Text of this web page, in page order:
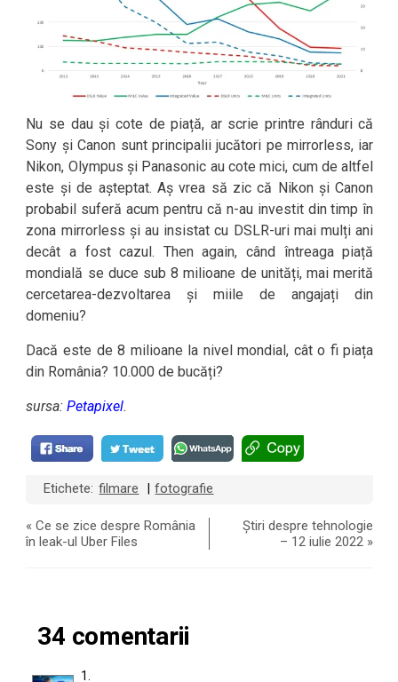
Nu se dau și cote de piață, ar scrie printre rânduri că
Sony și Canon sunt principalii jucători pe mirrorless, iar
Nikon, Olympus și Panasonic au cote mici, cum de altfel
este și de așteptat. Aș vrea să zic că Nikon și Canon
probabil suferă acum pentru că n-au investit din timp în
zona mirrorless și au insistat cu DSLR-uri mai mulți ani
decât a fost cazul. Then again, când întreaga piață
mondială se duce sub 8 milioane de unități, mai merită
cercetarea-dezvoltarea și miile de angajați din
domeniu?
Dacă este de 8 milioane la nivel mondial, cât o fi piața
din România? 10.000 de bucăți?
sursa:Petapixel.
Etichete: filmare fotografie
«Ce se zice despre România
în leak-ul Uber Files
Știri despre tehnologie
– 12 iulie 2022 »
34 comentarii